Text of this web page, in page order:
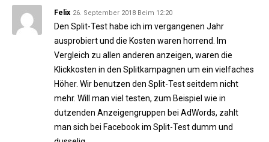
Felix 26. September 2018 Beim 12:20
Den Split-Test habe ich im vergangenen Jahr
ausprobiert und die Kosten waren horrend. Im
Vergleich zu allen anderen anzeigen, waren die
Klickkosten in den Splitkampagnen um ein vielfaches
Höher. Wir benutzen den Split-Test seitdem nicht
mehr. Will man viel testen, zum Beispiel wie in
dutzenden Anzeigengruppen bei AdWords, zahlt
man sich bei Facebook im Split-Test dumm und